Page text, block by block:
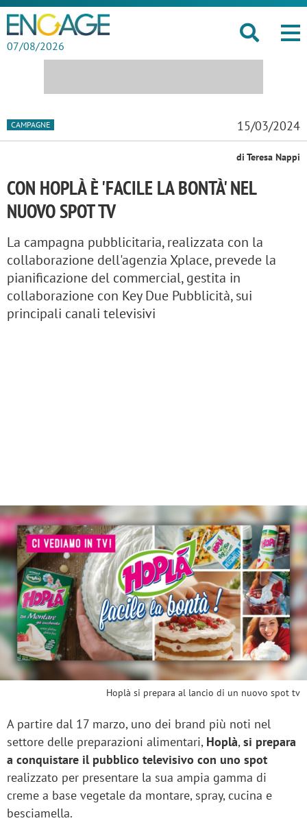
07/08/2026
CAMPAGNE 15/03/2024
di Teresa Nappi
CON HOPLÀ È 'FACILE LA BONTÀ' NEL
NUOVO SPOT TV
La campagna pubblicitaria, realizzata con la
collaborazione dell'agenzia Xplace, prevede la
pianificazione del commercial, gestita in
collaborazione con Key Due Pubblicità, sui
principali canali televisivi
Hoplà si prepara al lancio di un nuovo spot tv
A partire dal 17 marzo, uno dei brand più noti nel
settore delle preparazioni alimentari, Hoplà,si prepara
a conquistare il pubblico televisivo con uno spot
realizzato per presentare la sua ampia gamma di
creme a base vegetale da montare, spray, cucina e
besciamella.